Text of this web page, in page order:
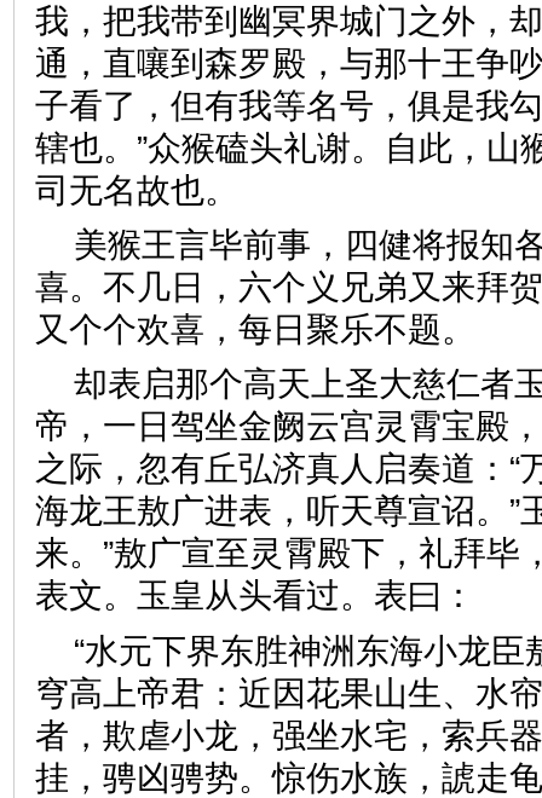
我，把我带到幽冥界城门之外，
通，直嚷到森罗殿，与那十王争
子看了，但有我等名号，俱是我
辖也。”众猴磕头礼谢。自此，山
司无名故也。
美猴王言毕前事，四健将报知
喜。不几日，六个义兄弟又来拜
又个个欢喜，每日聚乐不题
却表启那个高天上圣大慈仁者
帝，一日驾坐金阙云宫灵霄宝殿
之际，忽有丘弘济真人启奏道：“
海龙王敖广进表，听天尊宣诏。”
来。”敖广宣至灵霄殿下，礼拜毕
表文。玉皇从头看过。表曰
“水元下界东胜神洲东海小龙
穹高上帝君：近因花果山生、水
者，欺虐小龙，强坐水宅，索兵
挂，骋凶骋势。惊伤水族，諕走